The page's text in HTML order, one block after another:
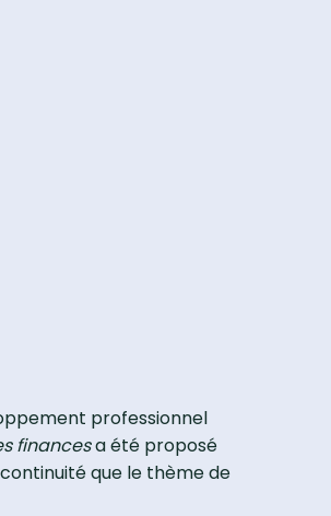
professionnel
financesa été proposé
que le thème de